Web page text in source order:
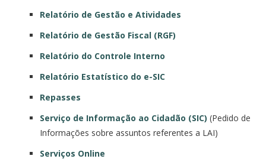
Relatório de Gestão e Atividades
Relatório de Gestão Fiscal (RGF)
Relatório do Controle Interno
Relatório Estatístico do e-SIC
Repasses
Serviço de Informação ao Cidadão (SIC) (Pedido de
Informações sobre assuntos referentes a LAI)
Serviços Online